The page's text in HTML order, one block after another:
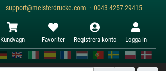
support@meisterdrucke.com · 0043 4257 29415
Kundvagn Favoriter Registrera konto Logga in